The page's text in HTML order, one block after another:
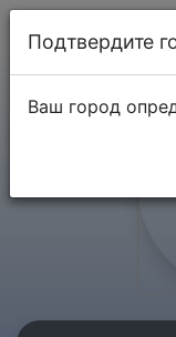
Подтвердите
Ваш город